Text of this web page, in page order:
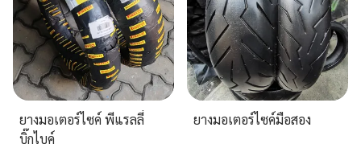
ยางมอเตอร์ไซค์ พีแรลลี่
บิ๊กไบค์
ยางมอเตอร์ไซค์มือสอง